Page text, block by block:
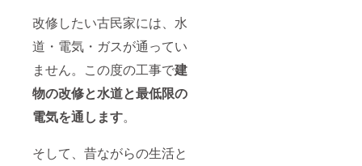
改修したい古民家には、水
道・電気・ガスが通ってい
ません。この度の工事で建
物の改修と水道と最低限の
電気を通します。
そして、昔ながらの生活と